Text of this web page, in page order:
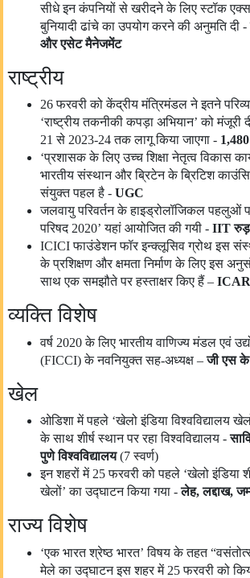
सीधे इन कंपनियों से खरीदने के लिए स्टॉक
बुनियादी ढांचे का उपयोग करने की अनुमति दी -
और एसेट मैनेजमेंट
राष्ट्रीय
26 फरवरी को केंद्रीय मंत्रिमंडल ने इतने
‘राष्ट्रीय तकनीकी कपड़ा अभियान’ को मंजूरी
21 से 2023-24 तक लागू किया जाएगा - 1,480
‘प्रशासक के लिए उच्च शिक्षा नेतृत्व विकास
भारतीय संस्थान और ब्रिटेन के ब्रिटिश
संयुक्त पहल है - UGC
जलवायु परिवर्तन के हाइड्रोलॉजिकल पहलुओं
परिषद 2020’ यहां आयोजित की गयी - IIT
ICICI फाउंडेशन फॉर इन्क्लूसिव ग्रोथ इस
के प्रशिक्षण और क्षमता निर्माण के लिए इस
साथ एक समझौते पर हस्ताक्षर किए हैं – ICAR
व्यक्ति विशेष
वर्ष 2020 के लिए भारतीय वाणिज्य मंडल एवं
(FICCI) के नवनियुक्त सह-अध्यक्ष –जी एस के
खेल
ओडिशा में पहले ‘खेलो इंडिया विश्वविद्यालय
के साथ शीर्ष स्थान पर रहा विश्वविद्यालय -
पुणे विश्वविद्यालय(7 स्वर्ण)
इन शहरों में 25 फरवरी को पहले ‘खेलो इंडिया
खेलों’ का उद्घाटन किया गया -लेह,लद्दाख,
राज्य विशेष
‘एक भारत श्रेष्ठ भारत’ विषय के तहत
मेले का उद्घाटन इस शहर में 25 फरवरी को